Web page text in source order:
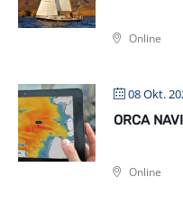
Online
08 Okt.
ORCA
Online